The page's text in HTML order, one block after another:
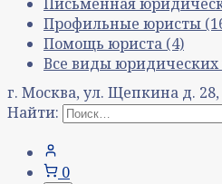
Профильные юристы
Помощь юриста (4)
Все виды юридических
г. Москва, ул. Щепкина д.
Найти:
0